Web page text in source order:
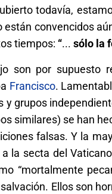
todavía,
convencidos
tiempos: “... sólo la
son por supuesto
Francisco.
grupos
similares) se han
falsas. Y la
la secta del
“mortalmente
Ellos son